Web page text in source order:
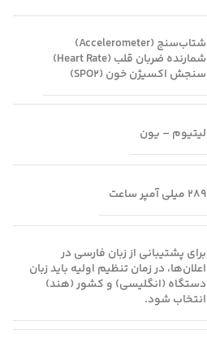
شتاب‌سنج (Accelerometer)
شمارنده ضربان قلب (Heart Rate)
سنجش اکسیژن خون (SPO۲)
لیتیوم – یون
۲۸۹ میلی آمپر ساعت
برای پشتیبانی از زبان فارسی در
اعلان‌ها، در زمان تنظیم اولیه باید زبان
دستگاه (انگلیسی) و کشور (هند)
انتخاب شود.